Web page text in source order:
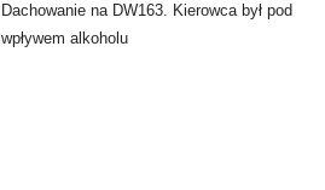
Dachowanie na DW163. Kierowca był pod
wpływem alkoholu